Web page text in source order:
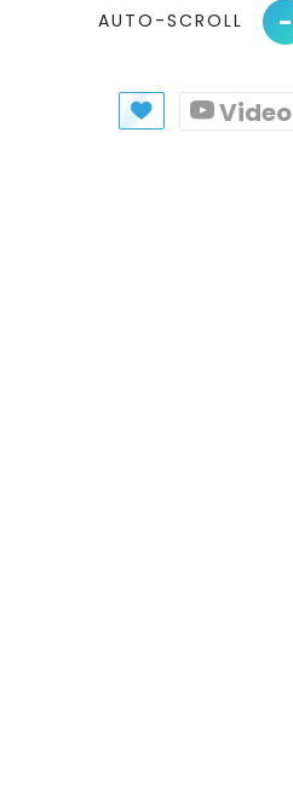
AUTO-SCROLL -
Video